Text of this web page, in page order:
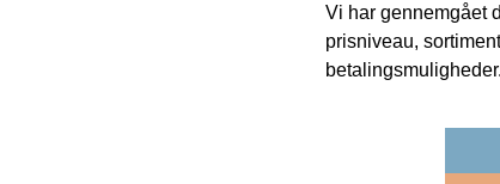
Vi har gennemgået
prisniveau,
betalingsmuligheder.